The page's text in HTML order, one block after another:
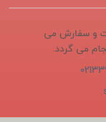
1405/04/13 تا 1405/04/16 ثبت و سفارش می